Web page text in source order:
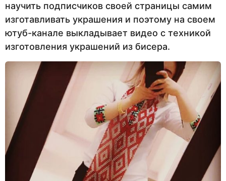
научить подписчиков своей страницы самим
изготавливать украшения и поэтому на своем
ютуб-канале выкладывает видео с техникой
изготовления украшений из бисера.